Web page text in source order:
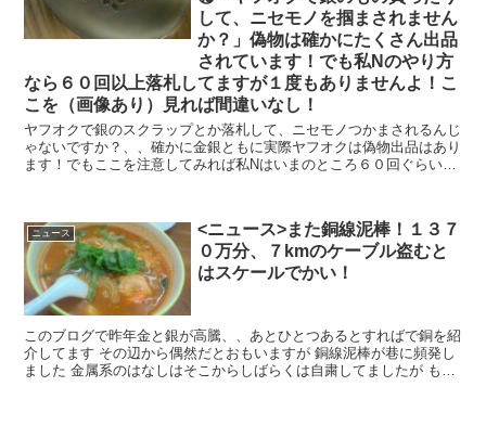
して、ニセモノを掴まされません
か？」偽物は確かにたくさん出品
されています！でも私Nのやり方
なら６０回以上落札してますが１度もありませんよ！こ
こを（画像あり）見れば間違いなし！
ヤフオクで銀のスクラップとか落札して、ニセモノつかまされるんじ
ゃないですか？、、確かに金銀ともに実際ヤフオクは偽物出品はあり
ます！でもここを注意してみれば私Nはいまのところ６０回ぐらい落
ニュース
<ニュース>また銅線泥棒！１３７
０万分、７kmのケーブル盗むと
はスケールでかい！
このブログで昨年金と銀が高騰、、あとひとつあるとすればで銅を紹
介してます その辺から偶然だとおもいますが 銅線泥棒が巷に頻発し
ました 金属系のはなしはそこからしばらくは自粛してましたが もは